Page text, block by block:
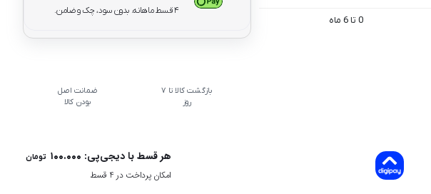
0 تا 6 ماه
۴ قسط ماهانه. بدون سود، چک و ضامن.
بازگشت کالا تا 7
روز
ضمانت اصل
بودن کالا
هر قسط با دیجی‌پی: ۱۰۰.۰۰۰ تومان
امکان پرداخت در 4 قسط